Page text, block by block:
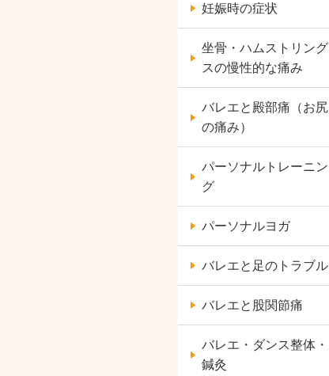
妊娠時の症状
坐骨・ハムストリング
スの慢性的な痛み
バレエと殿部痛（お尻
の痛み）
パーソナルトレーニン
グ
パーソナルヨガ
バレエと足のトラブル
バレエと股関節痛
バレエ・ダンス整体・
鍼灸